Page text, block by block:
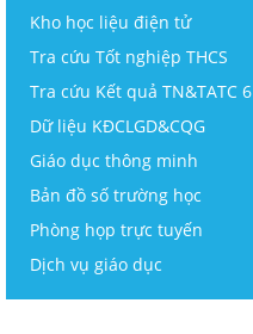
Kho học liệu điện tử
Tra cứu Tốt nghiệp THCS
Tra cứu Kết quả TN&TATC 6
Dữ liệu KĐCLGD&CQG
Giáo dục thông minh
Bản đồ số trường học
Phòng họp trực tuyến
Dịch vụ giáo dục